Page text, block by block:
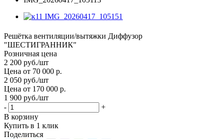
Решётка вентиляции/вытяжки Диффузор
"ШЕСТИГРАННИК"
Розничная цена
2 200 руб./шт
Цена от 70 000 р.
2 050 руб./шт
Цена от 170 000 р.
1 900 руб./шт
-
+
В корзину
Купить в 1 клик
Поделиться